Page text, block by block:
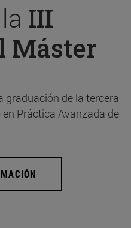
III
Máster
graduación de la tercera
Práctica Avanzada de